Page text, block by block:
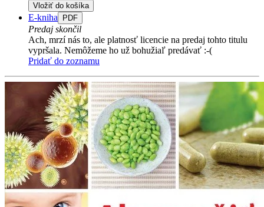
Vložiť do košíka
E-kniha PDF
Predaj skončil
Ach, mrzí nás to, ale platnosť licencie na predaj tohto titulu
vypršala. Nemôžeme ho už bohužiaľ predávať :-(
Pridať do zoznamu